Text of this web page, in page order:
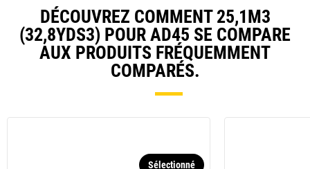
DÉCOUVREZ COMMENT 25,1M3
(32,8YDS3) POUR AD45 SE COMPARE
AUX PRODUITS FRÉQUEMMENT
COMPARÉS.
Sélectionné